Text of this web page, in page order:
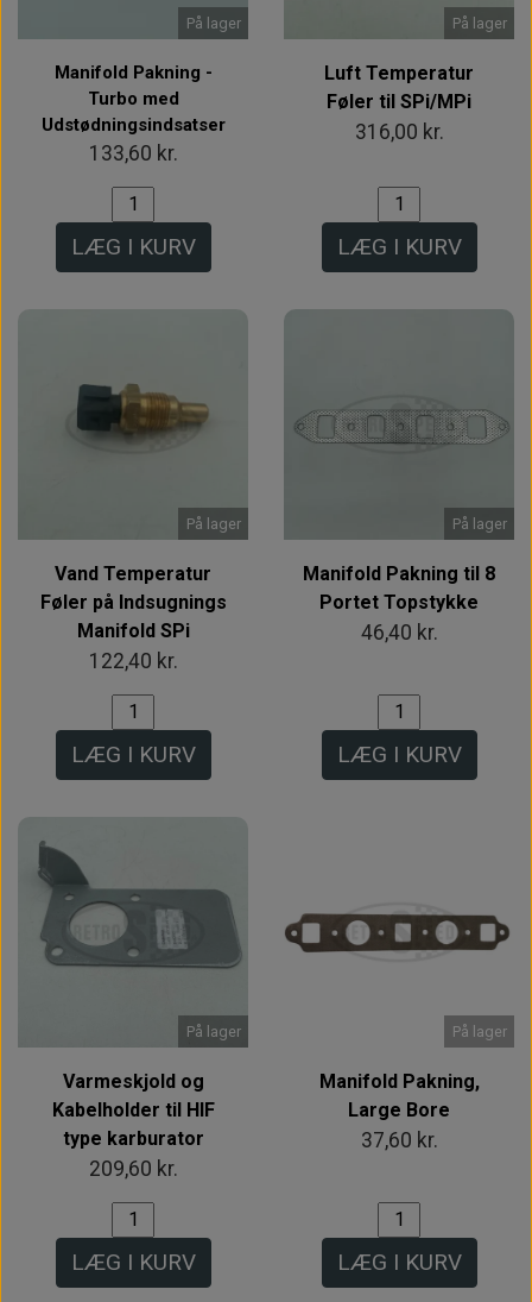
På lager
Manifold Pakning -
Turbo med
Udstødningsindsatser
133,60 kr.
LÆG I KURV
På lager
Luft Temperatur
Føler til SPi/MPi
316,00 kr.
LÆG I KURV
På lager
Vand Temperatur
Føler på Indsugnings
Manifold SPi
122,40 kr.
LÆG I KURV
På lager
Manifold Pakning til 8
Portet Topstykke
46,40 kr.
LÆG I KURV
På lager
Varmeskjold og
Kabelholder til HIF
type karburator
209,60 kr.
LÆG I KURV
På lager
Manifold Pakning,
Large Bore
37,60 kr.
LÆG I KURV